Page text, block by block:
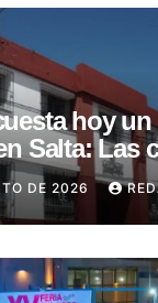
hoy
Salta: Las
a más de
DE 2026